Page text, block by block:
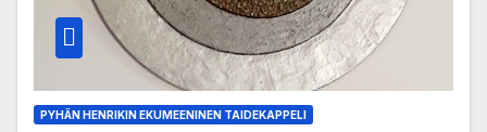
PYHÄN HENRIKIN EKUMEENINEN TAIDEKAPPELI